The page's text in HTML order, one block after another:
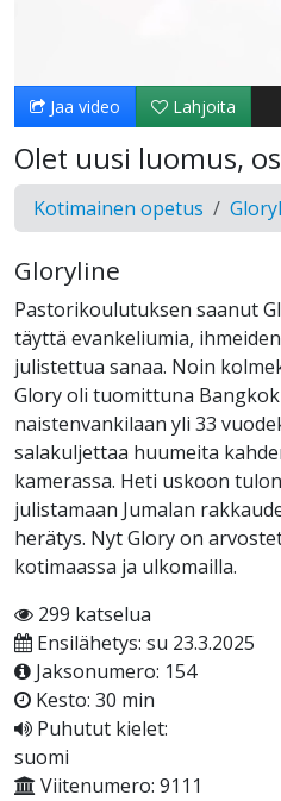
Jaa video Lahjoita
Olet uusi luomus,
Kotimainen opetus
Gloryline
Pastorikoulutuksen saanut
täyttä evankeliumia,
julistettua sanaa. Noin
Glory oli tuomittuna
naistenvankilaan yli 33
salakuljettaa huumeita
kamerassa. Heti uskoon
julistamaan Jumalan
herätys. Nyt Glory on
kotimaassa ja ulkomailla.
299 katselua
Ensilähetys: su 23.3.2025
Jaksonumero: 154
Kesto: 30 min
Puhutut kielet:
suomi
Viitenumero: 9111